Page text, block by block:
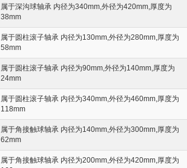
属于深沟球轴承 内径为340mm,外径为420mm,厚度为
38mm
属于圆柱滚子轴承 内径为130mm,外径为280mm,厚度为
58mm
属于圆柱滚子轴承 内径为90mm,外径为140mm,厚度为
24mm
属于圆柱滚子轴承 内径为340mm,外径为460mm,厚度为
118mm
属于角接触球轴承 内径为140mm,外径为300mm,厚度为
62mm
属于角接触球轴承 内径为200mm,外径为420mm,厚度为